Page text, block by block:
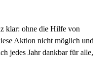
klar: ohne die Hilfe von
Aktion nicht möglich und
jedes Jahr dankbar für alle,